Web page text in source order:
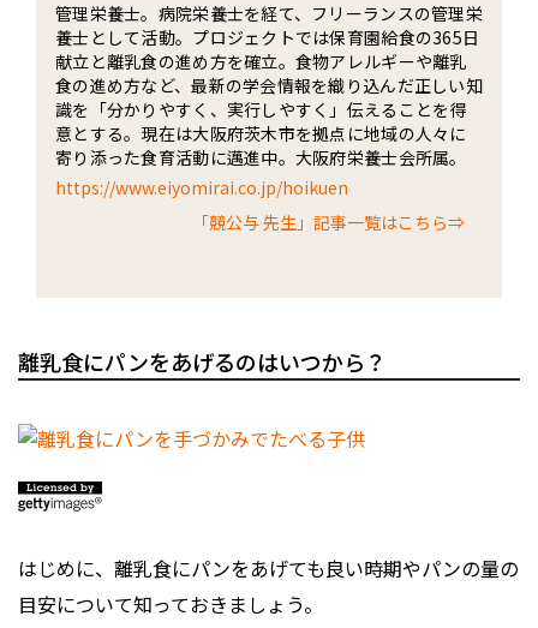
管理栄養士。病院栄養士を経て、フリーランスの管理栄
養士として活動。プロジェクトでは保育園給食の365日
献立と離乳食の進め方を確立。食物アレルギーや離乳
食の進め方など、最新の学会情報を織り込んだ正しい知
識を「分かりやすく、実行しやすく」伝えることを得
意とする。現在は大阪府茨木市を拠点に地域の人々に
寄り添った食育活動に邁進中。大阪府栄養士会所属。
https://www.eiyomirai.co.jp/hoikuen
「競公与 先生」記事一覧はこちら⇒
離乳食にパンをあげるのはいつから？
はじめに、離乳食にパンをあげても良い時期やパンの量の
目安について知っておきましょう。